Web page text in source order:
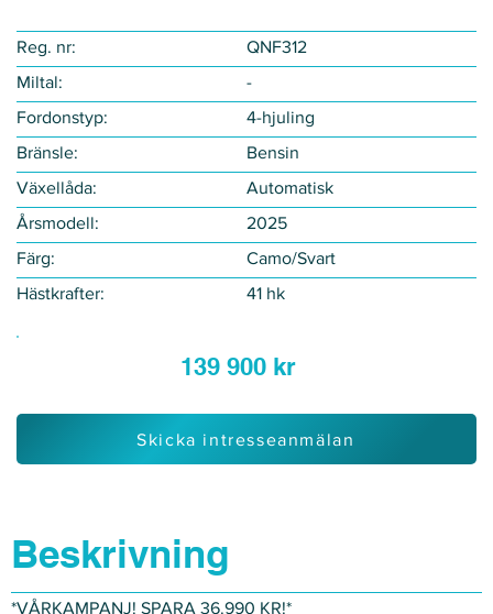
Reg. nr:
Miltal:
Fordonstyp​:
Bränsle:
Växellåda:
Årsmodell:
Färg:
Hästkrafter:
139 900 kr
Skicka intresseanmälan
QNF312
-
4-hjuling
Bensin
Automatisk
2025
Camo/Svart
41 hk
Beskrivning
*VÅRKAMPANJ! SPARA 36.990 KR!*